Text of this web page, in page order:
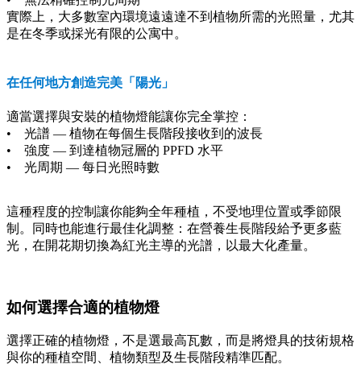
實際上，大多數室內環境遠遠達不到植物所需的光照量，尤其
是在冬季或採光有限的公寓中。
在任何地方創造完美「陽光」
適當選擇與安裝的植物燈能讓你完全掌控：
• 光譜 — 植物在每個生長階段接收到的波長
• 強度 — 到達植物冠層的 PPFD 水平
• 光周期 — 每日光照時數
這種程度的控制讓你能夠全年種植，不受地理位置或季節限
制。同時也能進行最佳化調整：在營養生長階段給予更多藍
光，在開花期切換為紅光主導的光譜，以最大化產量。
如何選擇合適的植物燈
選擇正確的植物燈，不是選最高瓦數，而是將燈具的技術規格
與你的種植空間、植物類型及生長階段精準匹配。